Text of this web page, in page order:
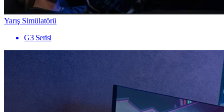
Yarış Simülatörü
G3 Serisi